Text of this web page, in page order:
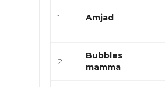
1 Amjad
2
Bubbles
mamma